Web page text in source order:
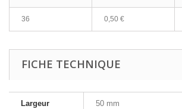
36 0,50 €
FICHE TECHNIQUE
Largeur 50 mm